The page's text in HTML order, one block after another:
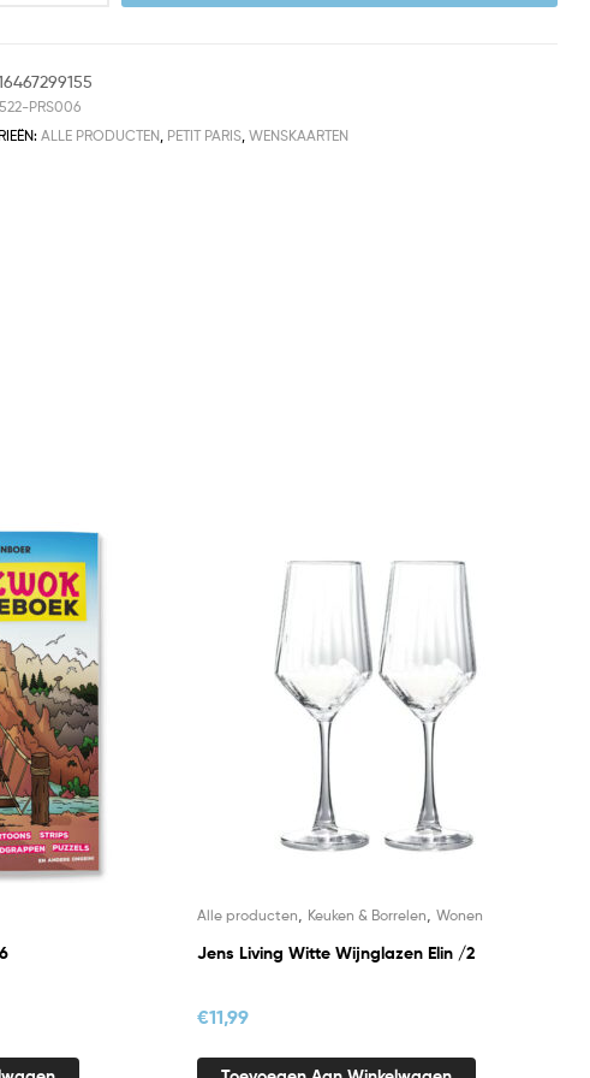
PRS006
ALLE PRODUCTEN PETIT PARIS ,WENSKAARTEN
Alle producten, Keuken & Borrelen, Wonen
Jens Living Witte Wijnglazen Elin /2
€11,99